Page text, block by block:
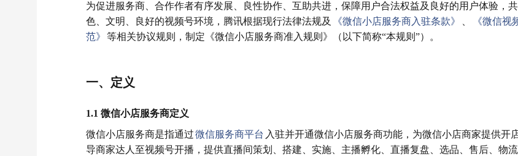
为促进服务商、合作作者有序发展、良性协作、互助共进，保障用户合法权益及良好的用户体验，
色、文明、良好的视频号环境，腾讯根据现行法律法规及
《微信小店服务商入驻条款》
《微信视
范》
等相关协议规则，制定《微信小店服务商准入规则》（以下简称“本规则”）。
一、定义
1.1 微信小店服务商定义
微信小店服务商是指通过微信服务商平台 入驻并开通微信小店服务商功能，为微信小店商家提供开
导商家达人至视频号开播，提供直播间策划、搭建、实施、主播孵化、直播复盘、选品、售后、物